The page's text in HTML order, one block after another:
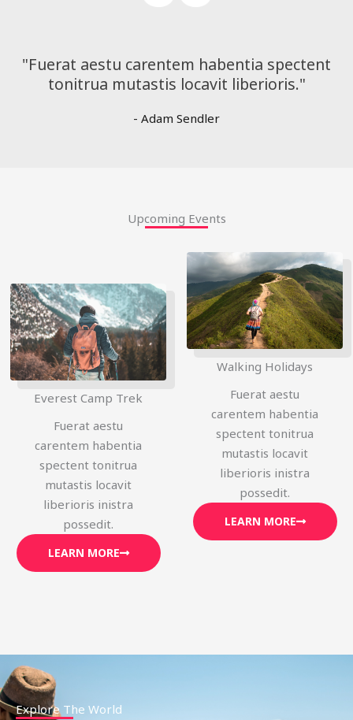
"Fuerat aestu carentem habentia spectent
tonitrua mutastis locavit liberioris."
- Adam Sendler
Upcoming Events
Everest Camp Trek
Fuerat aestu
carentem habentia
spectent tonitrua
mutastis locavit
liberioris inistra
possedit.
LEARN MORE
Walking Holidays
Fuerat aestu
carentem habentia
spectent tonitrua
mutastis locavit
liberioris inistra
possedit.
LEARN MORE
Explore The World